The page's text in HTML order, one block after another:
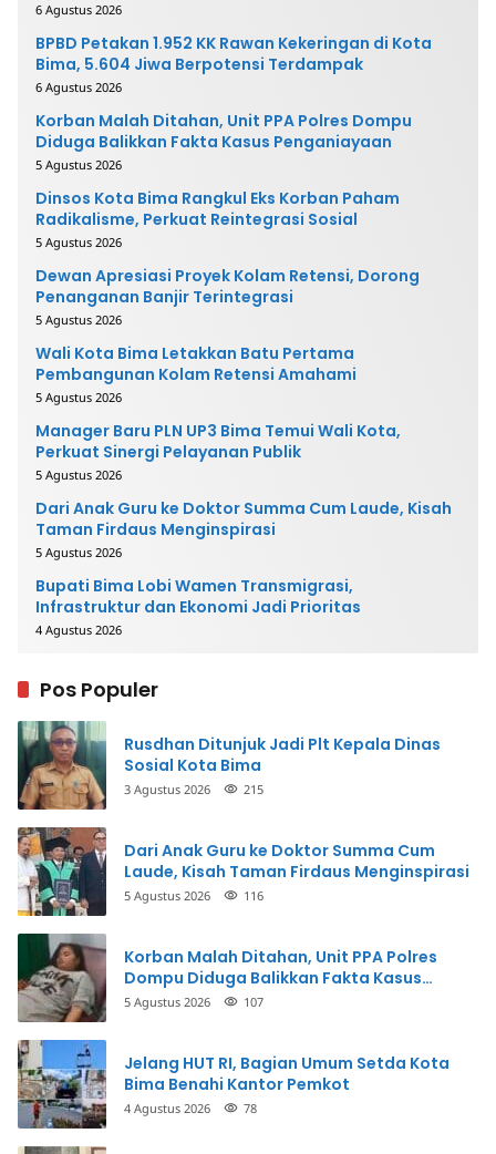
6 Agustus 2026
BPBD Petakan 1.952 KK Rawan Kekeringan di Kota
Bima, 5.604 Jiwa Berpotensi Terdampak
6 Agustus 2026
Korban Malah Ditahan, Unit PPA Polres Dompu
Diduga Balikkan Fakta Kasus Penganiayaan
5 Agustus 2026
Dinsos Kota Bima Rangkul Eks Korban Paham
Radikalisme, Perkuat Reintegrasi Sosial
5 Agustus 2026
Dewan Apresiasi Proyek Kolam Retensi, Dorong
Penanganan Banjir Terintegrasi
5 Agustus 2026
Wali Kota Bima Letakkan Batu Pertama
Pembangunan Kolam Retensi Amahami
5 Agustus 2026
Manager Baru PLN UP3 Bima Temui Wali Kota,
Perkuat Sinergi Pelayanan Publik
5 Agustus 2026
Dari Anak Guru ke Doktor Summa Cum Laude, Kisah
Taman Firdaus Menginspirasi
5 Agustus 2026
Bupati Bima Lobi Wamen Transmigrasi,
Infrastruktur dan Ekonomi Jadi Prioritas
4 Agustus 2026
Pos Populer
Rusdhan Ditunjuk Jadi Plt Kepala Dinas
Sosial Kota Bima
3 Agustus 2026 215
Dari Anak Guru ke Doktor Summa Cum
Laude, Kisah Taman Firdaus Menginspirasi
5 Agustus 2026 116
Korban Malah Ditahan, Unit PPA Polres
Dompu Diduga Balikkan Fakta Kasus
Penganiayaan
5 Agustus 2026 107
Jelang HUT RI, Bagian Umum Setda Kota
Bima Benahi Kantor Pemkot
4 Agustus 2026 78